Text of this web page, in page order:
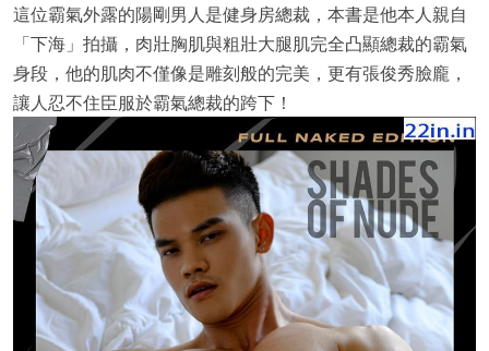
這位霸氣外露的陽剛男人是健身房總裁，本書是他本人親自
「下海」拍攝，肉壯胸肌與粗壯大腿肌完全凸顯總裁的霸氣
身段，他的肌肉不僅像是雕刻般的完美，更有張俊秀臉龐，
讓人忍不住臣服於霸氣總裁的跨下！